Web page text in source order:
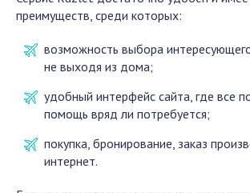
преимуществ, среди которых:
возможность выбора
не выходя из дома;
удобный интерфейс сайта, где все
помощь вряд ли потребуется;
покупка, бронирование, заказ
интернет.